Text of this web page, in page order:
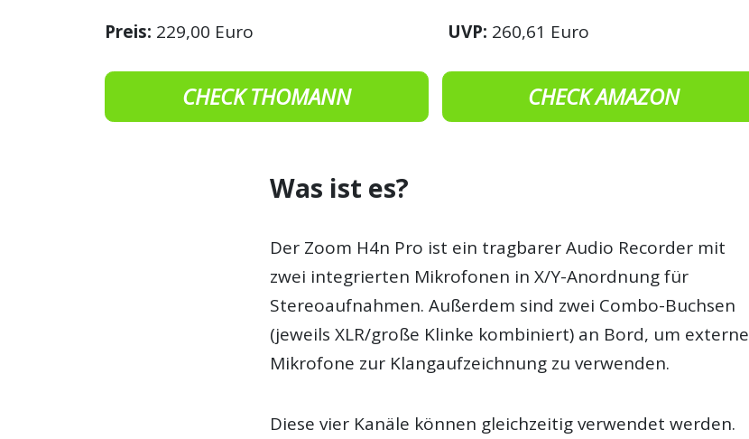
Preis: 229,00 Euro UVP: 260,61 Euro
CHECK THOMANN CHECK AMAZON
Was ist es?
Der Zoom H4n Pro ist ein tragbarer Audio Recorder mit
zwei integrierten Mikrofonen in X/Y-Anordnung für
Stereoaufnahmen. Außerdem sind zwei Combo-Buchsen
(jeweils XLR/große Klinke kombiniert) an Bord, um externe
Mikrofone zur Klangaufzeichnung zu verwenden.
Diese vier Kanäle können gleichzeitig verwendet werden.